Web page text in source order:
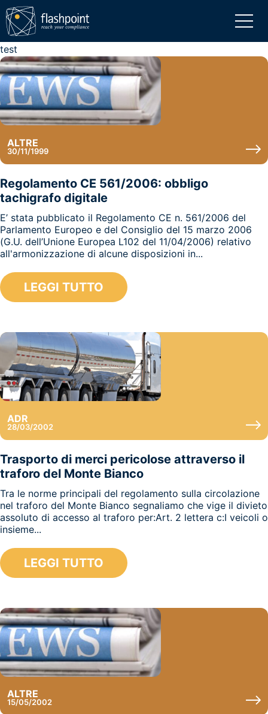
test
ALTRE
30/11/1999
Regolamento CE 561/2006: obbligo
tachigrafo digitale
E’ stata pubblicato il Regolamento CE n. 561/2006 del
Parlamento Europeo e del Consiglio del 15 marzo 2006
(G.U. dell’Unione Europea L102 del 11/04/2006) relativo
all'armonizzazione di alcune disposizioni in...
LEGGI TUTTO
ADR
28/03/2002
Trasporto di merci pericolose attraverso il
traforo del Monte Bianco
Tra le norme principali del regolamento sulla circolazione
nel traforo del Monte Bianco segnaliamo che vige il divieto
assoluto di accesso al traforo per:Art. 2 lettera c:I veicoli o
insieme...
LEGGI TUTTO
ALTRE
15/05/2002